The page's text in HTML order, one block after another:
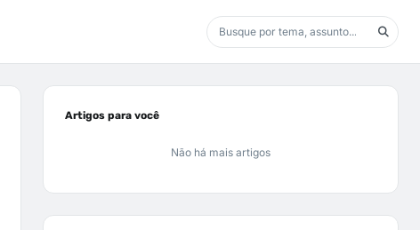
Artigos para você
Não há mais artigos